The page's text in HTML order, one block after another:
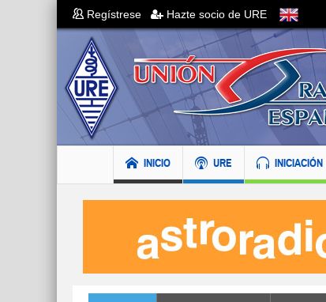
Regístrese Hazte socio de URE
INICIO URE INICIACIÓN